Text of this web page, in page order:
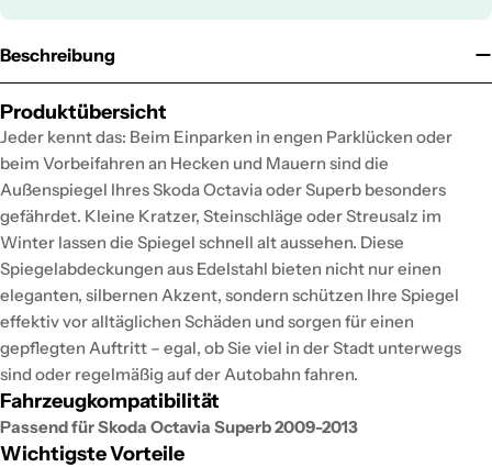
Beschreibung
Produktübersicht
Jeder kennt das: Beim Einparken in engen Parklücken oder
beim Vorbeifahren an Hecken und Mauern sind die
Außenspiegel Ihres Skoda Octavia oder Superb besonders
gefährdet. Kleine Kratzer, Steinschläge oder Streusalz im
Winter lassen die Spiegel schnell alt aussehen. Diese
Spiegelabdeckungen aus Edelstahl bieten nicht nur einen
eleganten, silbernen Akzent, sondern schützen Ihre Spiegel
effektiv vor alltäglichen Schäden und sorgen für einen
gepflegten Auftritt – egal, ob Sie viel in der Stadt unterwegs
sind oder regelmäßig auf der Autobahn fahren.
Fahrzeugkompatibilität
Passend für Skoda Octavia Superb 2009-2013
Wichtigste Vorteile